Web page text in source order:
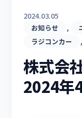
2024.03.05
お知らせ ,
ラジコンカー ,
株式会
2024年